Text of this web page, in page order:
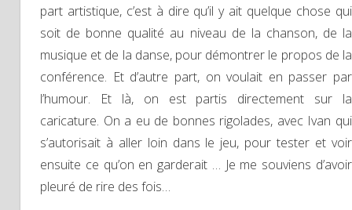
part artistique, c’est à dire qu’il y ait quelque chose qui
soit de bonne qualité au niveau de la chanson, de la
musique et de la danse, pour démontrer le propos de la
conférence. Et d’autre part, on voulait en passer par
l’humour. Et là, on est partis directement sur la
caricature. On a eu de bonnes rigolades, avec Ivan qui
s’autorisait à aller loin dans le jeu, pour tester et voir
ensuite ce qu’on en garderait … Je me souviens d’avoir
pleuré de rire des fois…